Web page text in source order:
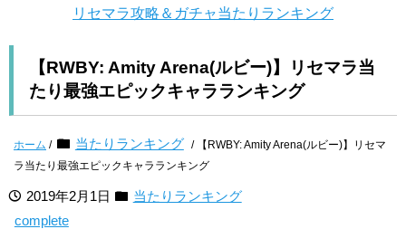
リセマラ攻略＆ガチャ当たりランキング
【RWBY: Amity Arena(ルビー)】リセマラ当
たり最強エピックキャラランキング
ホーム / 当たりランキング / 【RWBY: Amity Arena(ルビー)】リセマ
ラ当たり最強エピックキャラランキング
2019年2月1日
当たりランキング
complete